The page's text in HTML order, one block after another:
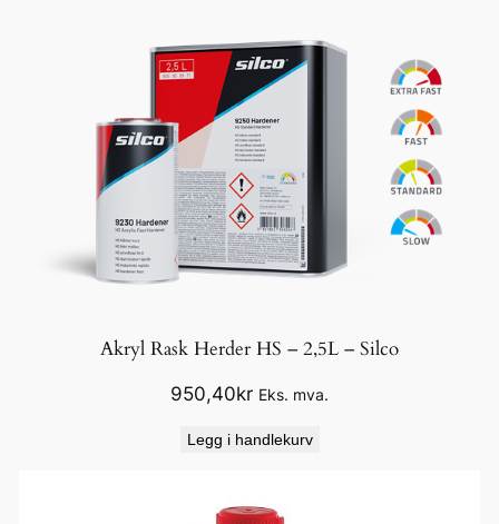
Akryl Rask Herder HS – 2,5L – Silco
950,40kr Eks. mva.
Legg i handlekurv